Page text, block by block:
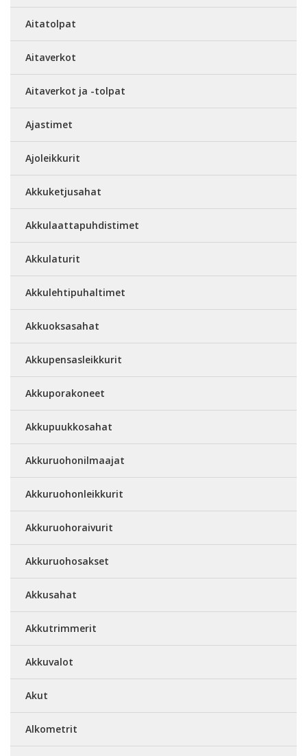
Aitatolpat
Aitaverkot
Aitaverkot ja -tolpat
Ajastimet
Ajoleikkurit
Akkuketjusahat
Akkulaattapuhdistimet
Akkulaturit
Akkulehtipuhaltimet
Akkuoksasahat
Akkupensasleikkurit
Akkuporakoneet
Akkupuukkosahat
Akkuruohonilmaajat
Akkuruohonleikkurit
Akkuruohoraivurit
Akkuruohosakset
Akkusahat
Akkutrimmerit
Akkuvalot
Akut
Alkometrit